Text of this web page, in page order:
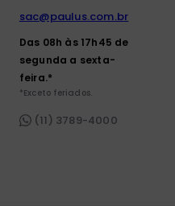
sac@paulus.com.br
Das 08h às 17h45 de
segunda a sexta-
feira.*
*Exceto feriados.
(11) 3789-4000